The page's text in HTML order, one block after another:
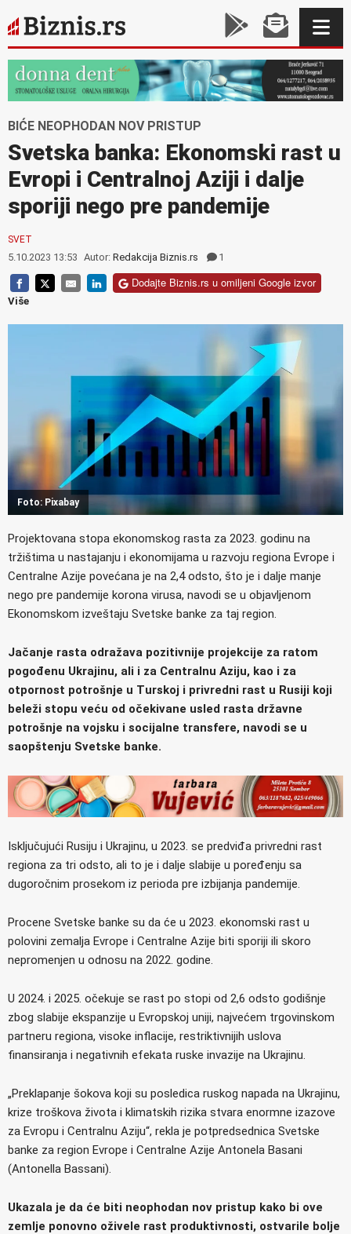
BIĆE NEOPHODAN NOV PRISTUP
Svetska banka: Ekonomski rast u
Evropi i Centralnoj Aziji i dalje
sporiji nego pre pandemije
SVET
5.10.2023 13:53 Autor: Redakcija Biznis.rs 1
Dodajte Biznis.rs u omiljeni Google izvor
Više
Foto: Pixabay
Projektovana stopa ekonomskog rasta za 2023. godinu na
tržištima u nastajanju i ekonomijama u razvoju regiona Evrope i
Centralne Azije povećana je na 2,4 odsto, što je i dalje manje
nego pre pandemije korona virusa, navodi se u objavljenom
Ekonomskom izveštaju Svetske banke za taj region.
Jačanje rasta odražava pozitivnije projekcije za ratom
pogođenu Ukrajinu, ali i za Centralnu Aziju, kao i za
otpornost potrošnje u Turskoj i privredni rast u Rusiji koji
beleži stopu veću od očekivane usled rasta državne
potrošnje na vojsku i socijalne transfere, navodi se u
saopštenju Svetske banke.
Isključujući Rusiju i Ukrajinu, u 2023. se predviđa privredni rast
regiona za tri odsto, ali to je i dalje slabije u poređenju sa
dugoročnim prosekom iz perioda pre izbijanja pandemije.
Procene Svetske banke su da će u 2023. ekonomski rast u
polovini zemalja Evrope i Centralne Azije biti sporiji ili skoro
nepromenjen u odnosu na 2022. godine.
U 2024. i 2025. očekuje se rast po stopi od 2,6 odsto godišnje
zbog slabije ekspanzije u Evropskoj uniji, najvećem trgovinskom
partneru regiona, visoke inflacije, restriktivnijih uslova
finansiranja i negativnih efekata ruske invazije na Ukrajinu.
„Preklapanje šokova koji su posledica ruskog napada na Ukrajinu,
krize troškova života i klimatskih rizika stvara enormne izazove
za Evropu i Centralnu Aziju“, rekla je potpredsednica Svetske
banke za region Evrope i Centralne Azije Antonela Basani
(Antonella Bassani).
Ukazala je da će biti neophodan nov pristup kako bi ove
zemlje ponovno oživele rast produktivnosti, ostvarile bolje